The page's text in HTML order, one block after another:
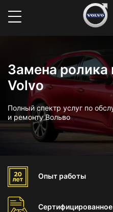
Замена ролика
Volvo
Полный спектр услуг по
и ремонту Вольво
Опыт работы
Сертифицированное